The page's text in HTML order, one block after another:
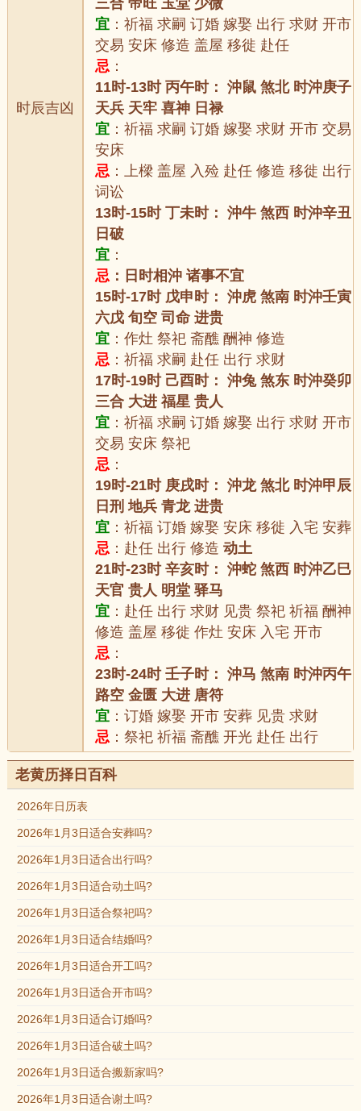
时辰吉凶
三合 帝旺 玉堂 少微
宜 ：祈福 求嗣 订婚 嫁娶 出行 求财 开市
交易 安床 修造 盖屋 移徙 赴任
忌 ：
11时-13时 丙午时： 沖鼠 煞北 时沖庚子
天兵 天牢 喜神 日禄
宜 ：祈福 求嗣 订婚 嫁娶 求财 开市 交易
安床
忌 ：上樑 盖屋 入殓 赴任 修造 移徙 出行
词讼
13时-15时 丁未时： 沖牛 煞西 时沖辛丑
日破
宜 ：
忌 ：日时相沖 诸事不宜
15时-17时 戊申时： 沖虎 煞南 时沖壬寅
六戊 旬空 司命 进贵
宜 ：作灶 祭祀 斋醮 酬神 修造
忌 ：祈福 求嗣 赴任 出行 求财
17时-19时 己酉时： 沖兔 煞东 时沖癸卯
三合 大进 福星 贵人
宜 ：祈福 求嗣 订婚 嫁娶 出行 求财 开市
交易 安床 祭祀
忌 ：
19时-21时 庚戌时： 沖龙 煞北 时沖甲辰
日刑 地兵 青龙 进贵
宜 ：祈福 订婚 嫁娶 安床 移徙 入宅 安葬
忌 ：赴任 出行 修造动土
21时-23时 辛亥时： 沖蛇 煞西 时沖乙巳
天官 贵人 明堂 驿马
宜 ：赴任 出行 求财 见贵 祭祀 祈福 酬神
修造 盖屋 移徙 作灶 安床 入宅 开市
忌 ：
23时-24时 壬子时： 沖马 煞南 时沖丙午
路空 金匮 大进 唐符
宜 ：订婚 嫁娶 开市 安葬 见贵 求财
忌 ：祭祀 祈福 斋醮 开光 赴任 出行
老黄历择日百科
2026年日历表
2026年1月3日适合安葬吗?
2026年1月3日适合出行吗?
2026年1月3日适合动土吗?
2026年1月3日适合祭祀吗?
2026年1月3日适合结婚吗?
2026年1月3日适合开工吗?
2026年1月3日适合开市吗?
2026年1月3日适合订婚吗?
2026年1月3日适合破土吗?
2026年1月3日适合搬新家吗?
2026年1月3日适合谢土吗?